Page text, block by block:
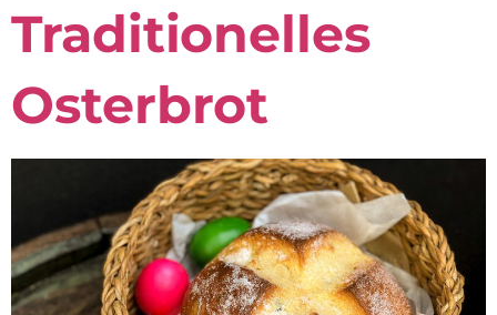
Traditionelles
Osterbrot